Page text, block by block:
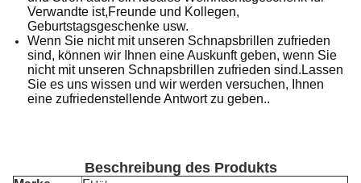
Verwandte ist,Freunde und Kollegen,
Geburtstagsgeschenke usw.
Wenn Sie nicht mit unseren Schnapsbrillen zufrieden
sind, können wir Ihnen eine Auskunft geben, wenn Sie
nicht mit unseren Schnapsbrillen zufrieden sind.Lassen
Sie es uns wissen und wir werden versuchen, Ihnen
eine zufriedenstellende Antwort zu geben..
Beschreibung des Produkts